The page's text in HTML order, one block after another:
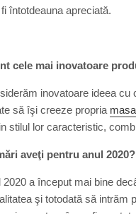
întotdeauna apreciată.
cele mai inovatoare
inovatoare ideea cu
să îşi creeze propria
stilul lor caracteristic,
aveţi pentru anul 2020?
2020 a început mai bine
şi totodată să intrăm